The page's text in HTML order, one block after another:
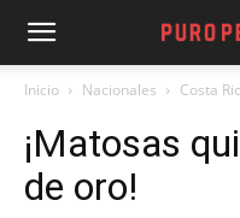
Inicio Nacionales Costa
¡Matosas
de oro!